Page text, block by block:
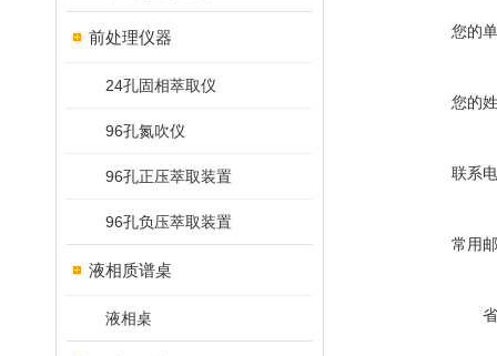
前处理仪器
24孔固相萃取仪
96孔氮吹仪
96孔正压萃取装置
96孔负压萃取装置
液相质谱桌
液相桌
您的
您的
联系
常用